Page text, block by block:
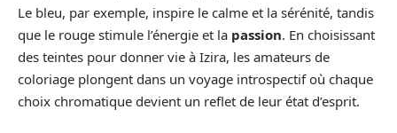
Le bleu, par exemple, inspire le calme et la sérénité, tandis
que le rouge stimule l’énergie et la passion. En choisissant
des teintes pour donner vie à Izira, les amateurs de
coloriage plongent dans un voyage introspectif où chaque
choix chromatique devient un reflet de leur état d’esprit.